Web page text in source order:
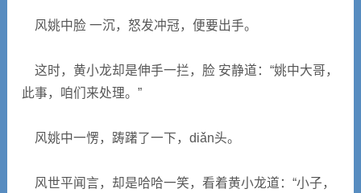
风姚中脸 一沉，怒发冲冠，便要出手。
这时，黄小龙却是伸手一拦，脸 安静道：“姚中大哥，
此事，咱们来处理。”
风姚中一愣，踌躇了一下，diǎn头。
风世平闻言，却是哈哈一笑，看着黄小龙道：“小子，